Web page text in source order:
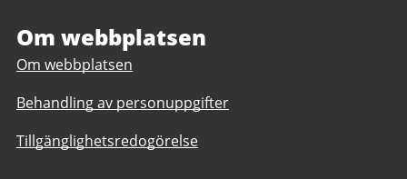
Om webbplatsen
Om webbplatsen
Behandling av personuppgifter
Tillgänglighetsredogörelse